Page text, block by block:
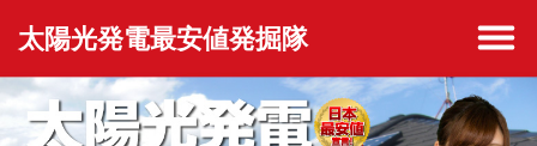
太陽光発電最安値発掘隊